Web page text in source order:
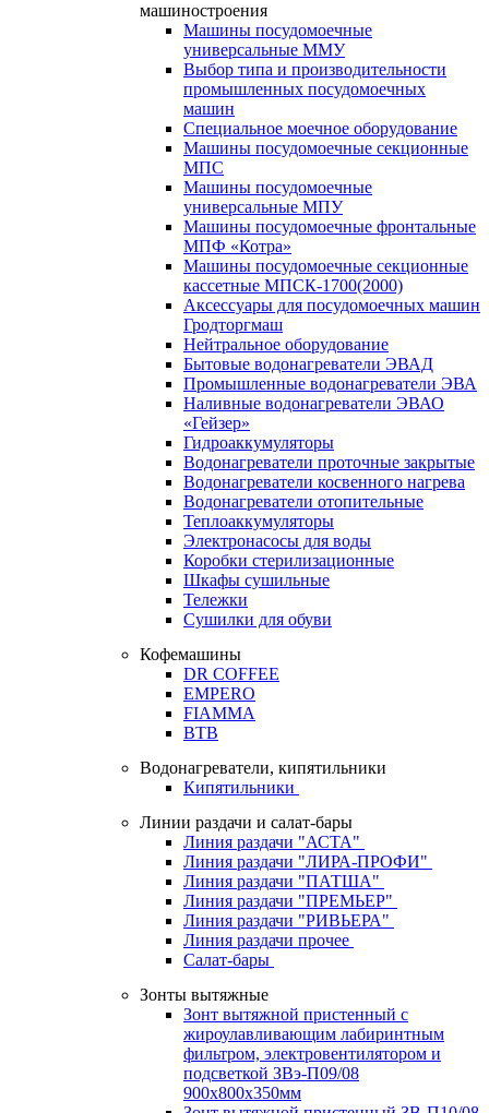
машиностроения
Машины посудомоечные
универсальные ММУ
Выбор типа и производительности
промышленных посудомоечных
машин
Специальное моечное оборудование
Машины посудомоечные секционные
МПС
Машины посудомоечные
универсальные МПУ
Машины посудомоечные фронтальные
МПФ «Котра»
Машины посудомоечные секционные
кассетные МПСК-1700(2000)
Аксессуары для посудомоечных машин
Гродторгмаш
Нейтральное оборудование
Бытовые водонагреватели ЭВАД
Промышленные водонагреватели ЭВА
Наливные водонагреватели ЭВАО
«Гейзер»
Гидроаккумуляторы
Водонагреватели проточные закрытые
Водонагреватели косвенного нагрева
Водонагреватели отопительные
Теплоаккумуляторы
Электронасосы для воды
Коробки стерилизационные
Шкафы сушильные
Тележки
Сушилки для обуви
Кофемашины
DR COFFEE
EMPERO
FIAMMA
BTB
Водонагреватели, кипятильники
Кипятильники
Линии раздачи и салат-бары
Линия раздачи "АСТА"
Линия раздачи "ЛИРА-ПРОФИ"
Линия раздачи "ПАТША"
Линия раздачи "ПРЕМЬЕР"
Линия раздачи "РИВЬЕРА"
Линия раздачи прочее
Салат-бары
Зонты вытяжные
Зонт вытяжной пристенный с
жироулавливающим лабиринтным
фильтром, электровентилятором и
подсветкой ЗВэ-П09/08
900х800х350мм